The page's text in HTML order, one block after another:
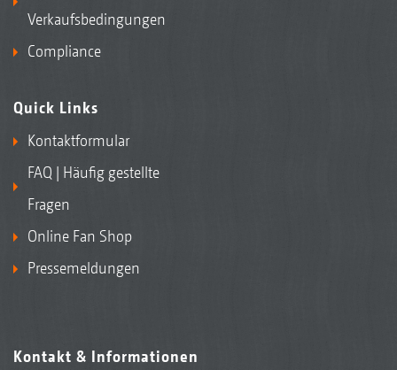
Verkaufsbedingungen
Compliance
Quick Links
Kontaktformular
FAQ | Häufig gestellte
Fragen
Online Fan Shop
Pressemeldungen
Kontakt & Informationen